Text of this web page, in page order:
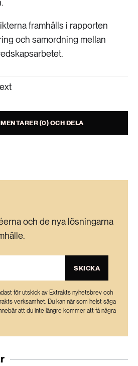
framhålls i rapporten
och samordning mellan
(0) OCH DELA
och de nya lösningarna
SKICKA
för utskick av Extrakts nyhetsbrev och
verksamhet. Du kan när som helst säga
att du inte längre kommer att få några